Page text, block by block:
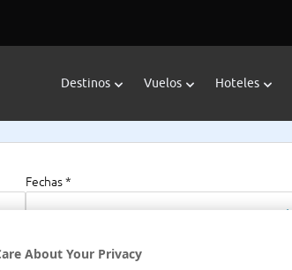
Destinos Vuelos Hoteles
Fechas *
About Your Privacy